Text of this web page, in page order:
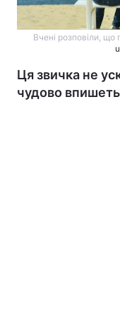
Вчені розповіли,
Ця звичка не
чудово